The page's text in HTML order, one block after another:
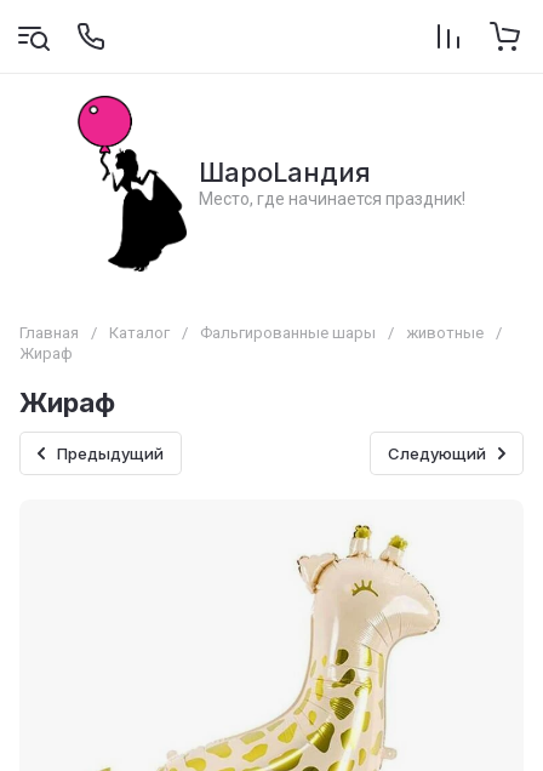
ШароLандия
Место, где начинается праздник!
Главная / Каталог / Фальгированные шары / животные
/
Жираф
Жираф
Предыдущий Следующий